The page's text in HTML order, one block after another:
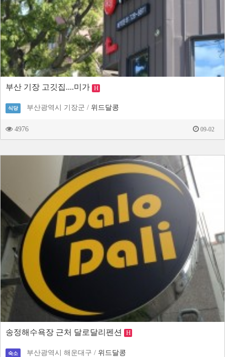
부산 기장 고깃집....미가 H
식당 부산광역시 기장군 / 위드달콩
4976 09-02
송정해수욕장 근처 달로달리펜션 H
숙소 부산광역시 해운대구 / 위드달콩